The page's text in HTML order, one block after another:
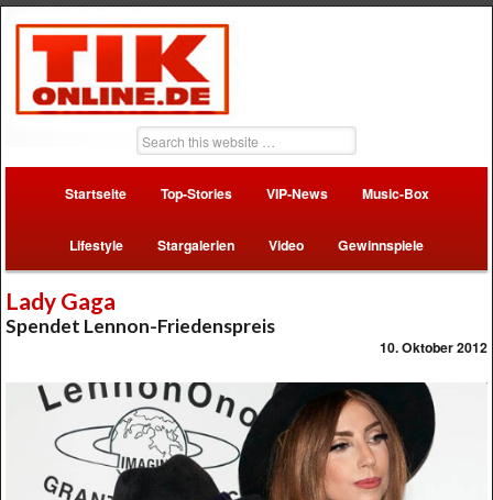
Startseite Top-Stories VIP-News Music-Box
Lifestyle Stargalerien Video Gewinnspiele
Lady Gaga
Spendet Lennon-Friedenspreis
10. Oktober 2012